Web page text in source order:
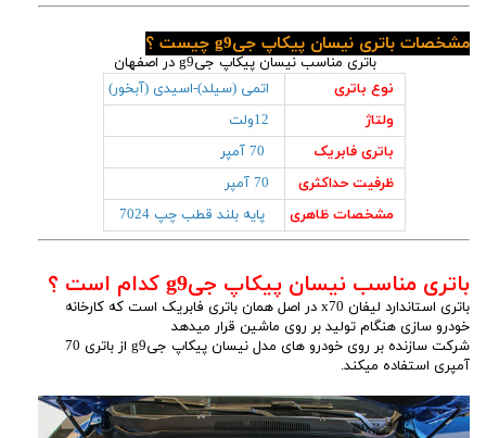
مشخصات باتری نیسان پیکاپ جیg9 چیست ؟
باتری مناسب نیسان پیکاپ جیg9 در اصفهان
نوع باتری
اتمی (سیلد)-اسیدی (آبخور)
ولتاژ
باتری فابریک
ظرفیت حداکثری
مشخصات ظاهری
پایه بلند قطب چپ 7024
باتری مناسب نیسان پیکاپ جیg9 کدام است ؟
باتری استاندارد لیفان x70 در اصل همان باتری فابریک است که کارخانه
خودرو سازی هنگام تولید بر روی ماشین قرار میدهد
شرکت سازنده بر روی خودرو های مدل نیسان پیکاپ جیg9 از باتری 70
آمپری استفاده میکند.